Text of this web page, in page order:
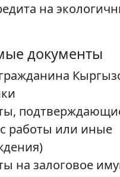
на
документы
работы или иные
на залоговое